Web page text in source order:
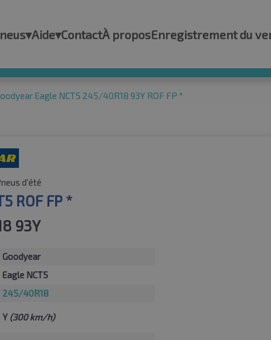
▾Aide▾ContactÀ proposEnregistrement du
Eagle NCT5 245/40R18 93Y ROF FP *
d'été
ROF FP *
93Y
Goodyear
Eagle NCT5
245/40R18
Y (300 km/h)